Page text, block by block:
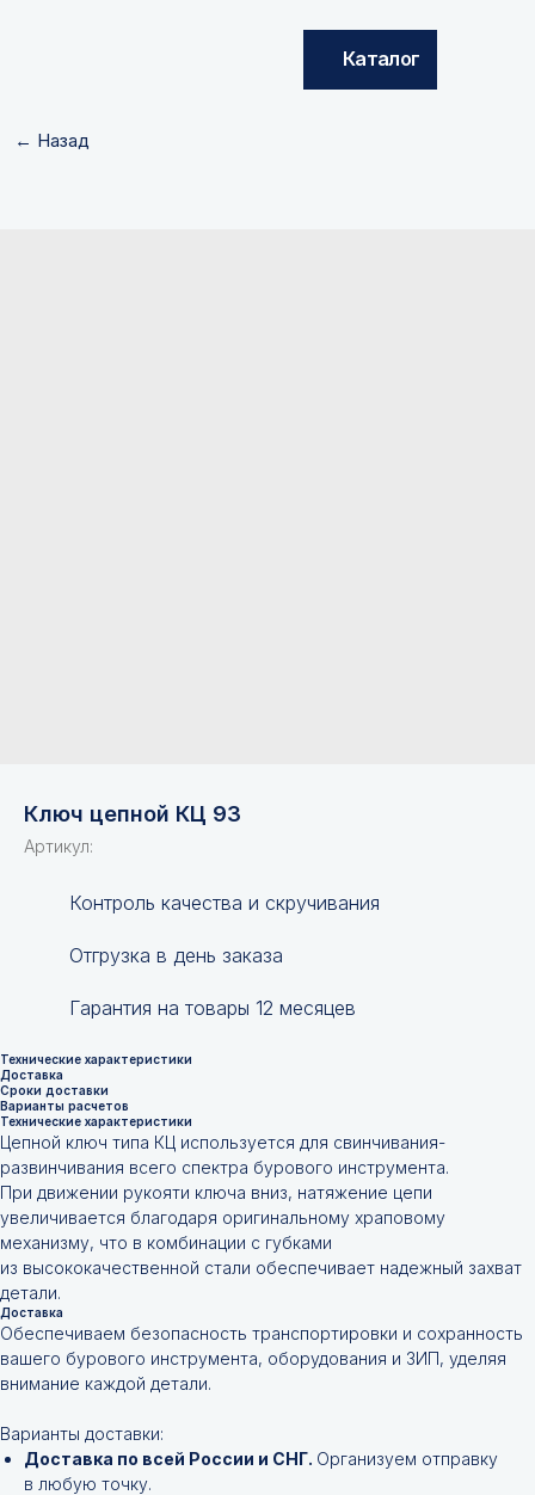
Ключ цепной КЦ 93
Артикул:
Контроль качества и скручивания
Отгрузка в день заказа
Гарантия на товары 12 месяцев
Технические характеристики
Доставка
Сроки доставки
Варианты расчетов
Технические характеристики
Цепной ключ типа КЦ используется для свинчивания-
развинчивания всего спектра бурового инструмента.
При движении рукояти ключа вниз, натяжение цепи
увеличивается благодаря оригинальному храповому
механизму, что в комбинации с губками
из высококачественной стали обеспечивает надежный захват
детали.
Доставка
Обеспечиваем безопасность транспортировки и сохранность
вашего бурового инструмента, оборудования и ЗИП, уделяя
внимание каждой детали.
Варианты доставки:
Доставка по всей России и СНГ. Организуем отправку
в любую точку.